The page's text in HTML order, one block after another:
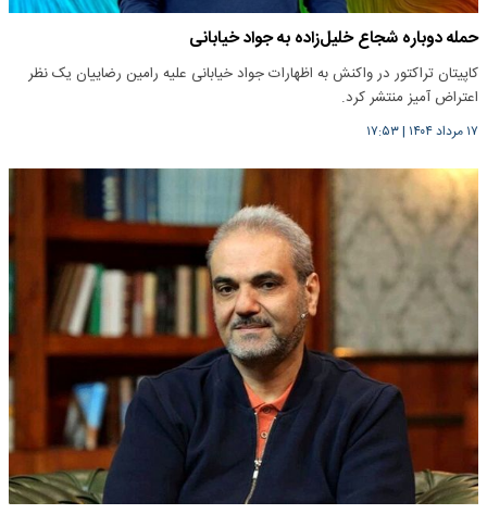
حمله دوباره شجاع خلیل‌زاده به جواد خیابانی
کاپیتان تراکتور در واکنش به اظهارات جواد خیابانی علیه رامین رضاییان یک نظر
اعتراض آمیز منتشر کرد.
۱۷ مرداد ۱۴۰۴ |۱۷:۵۳